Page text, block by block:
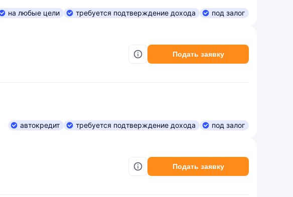
на любые цели требуется подтверждение дохода под залог
Подать заявку
автокредит требуется подтверждение дохода под залог
Подать заявку